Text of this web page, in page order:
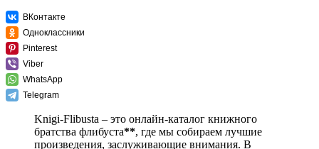
ВКонтакте
Одноклассники
Pinterest
Viber
WhatsApp
Telegram
Knigi-Flibusta – это онлайн-каталог книжного
братства флибуста**, где мы собираем лучшие
произведения, заслуживающие внимания. В